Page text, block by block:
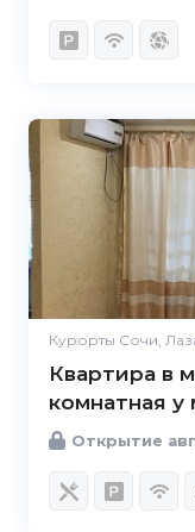
Курорты Сочи,
Квартира в
комнатная у
Открытие